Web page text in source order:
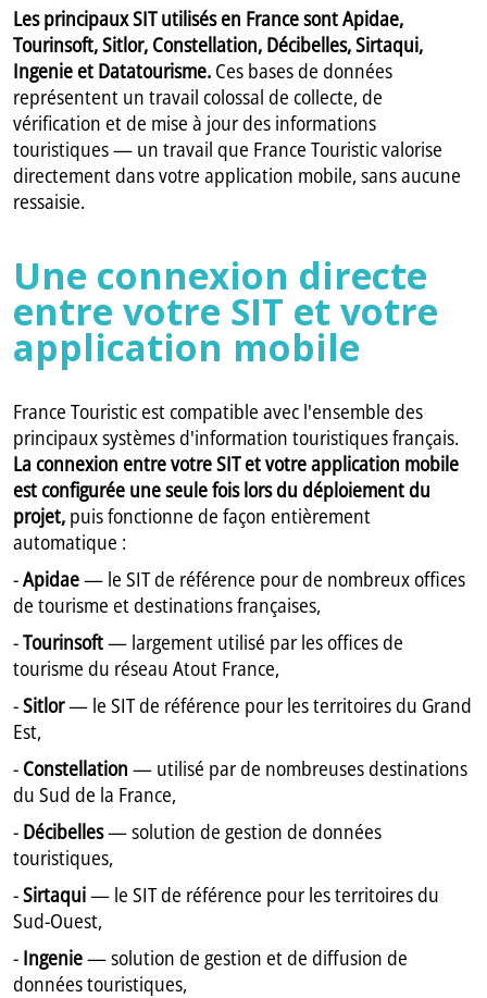
Les principaux SIT utilisés en France sont Apidae,
Tourinsoft, Sitlor, Constellation, Décibelles, Sirtaqui,
Ingenie et Datatourisme. Ces bases de données
représentent un travail colossal de collecte, de
vérification et de mise à jour des informations
touristiques — un travail que France Touristic valorise
directement dans votre application mobile, sans aucune
ressaisie.
Une connexion directe
entre votre SIT et votre
application mobile
France Touristic est compatible avec l'ensemble des
principaux systèmes d'information touristiques français.
La connexion entre votre SIT et votre application mobile
est configurée une seule fois lors du déploiement du
projet, puis fonctionne de façon entièrement
automatique :
-Apidae— le SIT de référence pour de nombreux offices
de tourisme et destinations françaises,
-Tourinsoft— largement utilisé par les offices de
tourisme du réseau Atout France,
-Sitlor— le SIT de référence pour les territoires du Grand
Est,
- Constellation— utilisé par de nombreuses destinations
du Sud de la France,
- Décibelles— solution de gestion de données
touristiques,
-Sirtaqui— le SIT de référence pour les territoires du
Sud-Ouest,
- Ingenie— solution de gestion et de diffusion de
données touristiques,